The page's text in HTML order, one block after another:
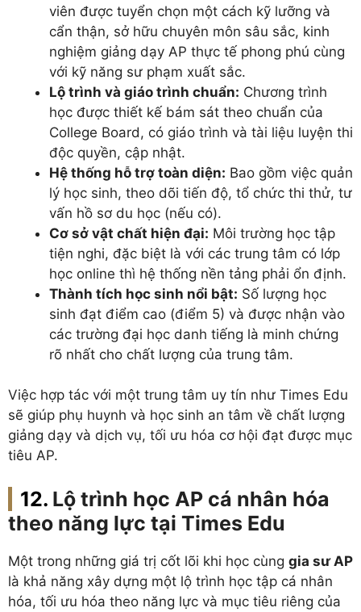
viên được tuyển chọn một cách kỹ lưỡng và
cẩn thận, sở hữu chuyên môn sâu sắc, kinh
nghiệm giảng dạy AP thực tế phong phú cùng
với kỹ năng sư phạm xuất sắc.
Lộ trình và giáo trình chuẩn: Chương trình
học được thiết kế bám sát theo chuẩn của
College Board, có giáo trình và tài liệu luyện thi
độc quyền, cập nhật.
Hệ thống hỗ trợ toàn diện: Bao gồm việc quản
lý học sinh, theo dõi tiến độ, tổ chức thi thử, tư
vấn hồ sơ du học (nếu có).
Cơ sở vật chất hiện đại: Môi trường học tập
tiện nghi, đặc biệt là với các trung tâm có lớp
học online thì hệ thống nền tảng phải ổn định.
Thành tích học sinh nổi bật: Số lượng học
sinh đạt điểm cao (điểm 5) và được nhận vào
các trường đại học danh tiếng là minh chứng
rõ nhất cho chất lượng của trung tâm.
Việc hợp tác với một trung tâm uy tín như Times Edu
sẽ giúp phụ huynh và học sinh an tâm về chất lượng
giảng dạy và dịch vụ, tối ưu hóa cơ hội đạt được mục
tiêu AP.
Lộ trình học AP cá nhân hóa
theo năng lực tại Times Edu
Một trong những giá trị cốt lõi khi học cùng gia sư AP
là khả năng xây dựng một lộ trình học tập cá nhân
hóa, tối ưu hóa theo năng lực và mục tiêu riêng của